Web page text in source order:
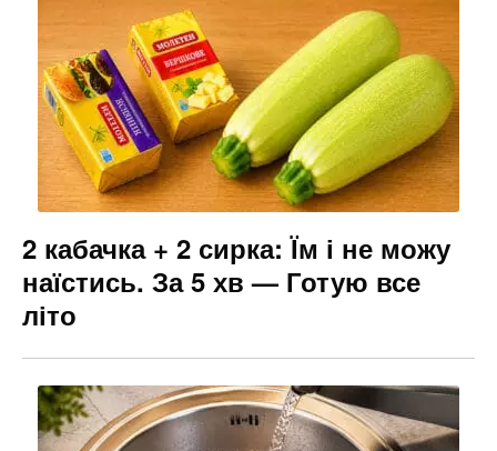
2 кабачка + 2 сирка: Їм і не можу
наїстись. За 5 хв — Готую все
літо